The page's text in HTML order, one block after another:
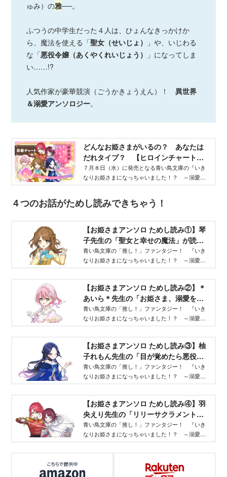
ゅみ）の雅──。
ふつうの中学生だった４人は、ひょんなきっかけか
ら、魔法を使える「聖女（せいじょ）
」や、いじわる
な「悪役令嬢 （あくやくれいじょう）
」になってしま
い……!?
人気作家が豪華競演（ごうかきょうえん）！異世界
＆溺愛アンソロジー。
どんなお姫さまがいるの？ あなたは
だれタイプ？ 【ヒロインチャート診
断】- 青い鳥文庫
７月８日（水）に発売となる青い鳥文庫の『いき
なりお姫さまになっちゃいました！？ ～溺愛度
どの「お姫さま」タイプ？ ぜひおともだちや家
４つのお話がためし読みできちゃう！
【お姫さまアンソロ ためし読み①】琴
子先生の「聖女と幸せの魔法」が読め
ちゃう！ - 青い鳥文庫
青い鳥文庫の「推し！」ファンタジー！ 『いき
なりお姫さまになっちゃいました！？ ～溺愛度
「聖女と幸せの魔法」をご紹介。物語のはじまり
を、無料で読んじゃおう！
【お姫さまアンソロ ためし読み②】＊
あいら＊先生の「お姫さま、溺愛をど
うぞ。」が読めちゃう！ - 青い鳥文庫
青い鳥文庫の「推し！」ファンタジー！ 『いき
なりお姫さまになっちゃいました！？ ～溺愛度
生の「お姫さま、溺愛をどうぞ。 異世界で王子
さまと真実の愛を誓います」をご紹介。物語の冒
頭を、無料で読んじゃおう！
【お姫さまアンソロ ためし読み③】柚
子れもん先生の「目が覚めたら悪役令
嬢でした。」が読めちゃう！ - 青い鳥
文庫
青い鳥文庫の「推し！」ファンタジー！ 『いき
なりお姫さまになっちゃいました！？ ～溺愛度
生の「目が覚めたら悪役令嬢でした。～王子さま
の恋を応援して国外追放を回避します！～」をご
紹介。物語の冒頭を、無料で読んじゃおう！
【お姫さまアンソロ ためし読み④】羽
央えり先生の「リリーサクラメント」
が読めちゃう！ - 青い鳥文庫
青い鳥文庫の「推し！」ファンタジー！ 『いき
なりお姫さまになっちゃいました！？ ～溺愛度
の「リリーサクラメント 騎士の少女と、姉妹の
聖約 」をご紹介。物語の冒頭を、無料で読んじゃ